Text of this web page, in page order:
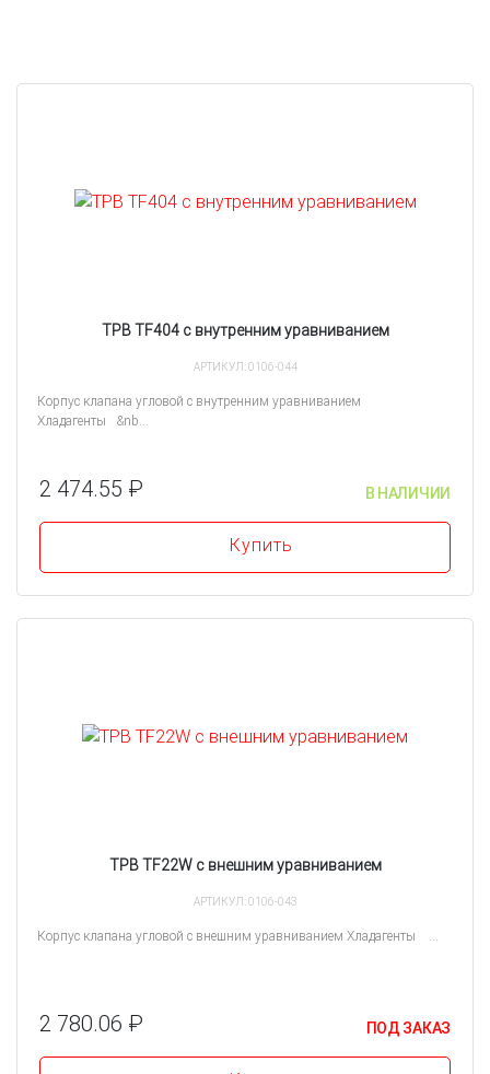
ТРВ TF404 с внутренним уравниванием
АРТИКУЛ: 0106-044
Корпус клапана угловой с внутренним уравниванием
Хладагенты &nb...
2 474.55 ₽ В НАЛИЧИИ
Купить
ТРВ TF22W с внешним уравниванием
АРТИКУЛ: 0106-043
Корпус клапана угловой с внешним уравниванием Хладагенты ...
2 780.06 ₽ ПОД ЗАКАЗ